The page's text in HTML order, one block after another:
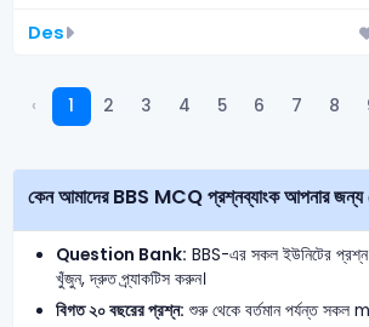
Des
‹ 1 2 3 4 5 6 7 8
কেন আমাদের BBS MCQ প্রশ্নব্যাংক আপনার জন্য
Question Bank: BBS-এর সকল ইউনিটের
খুঁজুন, দ্রুত প্র্যাকটিস করুন।
বিগত ২০ বছরের প্রশ্ন: শুরু থেকে বর্তমান পর্যন্ত সকল